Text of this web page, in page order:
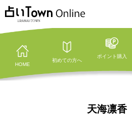
HOME
初めての方へ
ポイント購入
天海凛香